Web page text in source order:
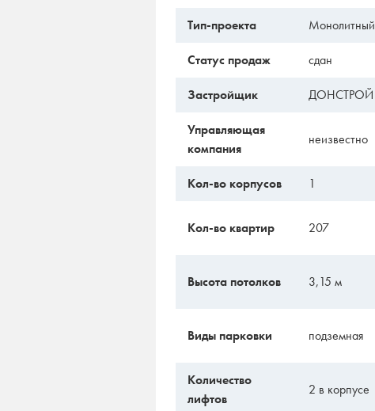
Тип-проекта Монолитный
Статус продаж сдан
Застройщик ДОНСТРОЙ
Управляющая
компания
неизвестно
Кол-во корпусов 1
Кол-во квартир 207
Высота потолков 3,15 м
Виды парковки подземная
Количество
лифтов
2 в корпусе